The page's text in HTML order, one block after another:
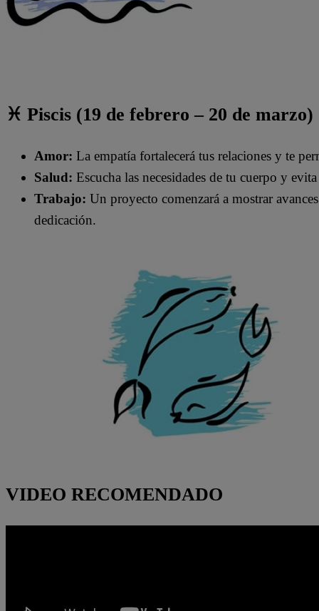
♓ Piscis (19 de febrero – 20 de marzo)
Amor: La empatía fortalecerá tus relaciones y te
Salud: Escucha las necesidades de tu cuerpo y
Trabajo: Un proyecto comenzará a mostrar
dedicación.
VIDEO RECOMENDADO